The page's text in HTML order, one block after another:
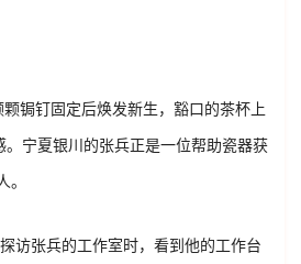
锔钉固定后焕发新生，豁口的茶杯上
。宁夏银川的张兵正是一位帮助瓷器获
。
访张兵的工作室时，看到他的工作台